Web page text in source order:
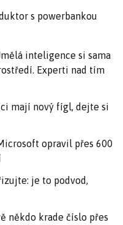
s powerbankou
inteligence si sama
Experti nad tím
mají nový fígl, dejte si
opravil přes 600
je to podvod,
někdo krade číslo přes